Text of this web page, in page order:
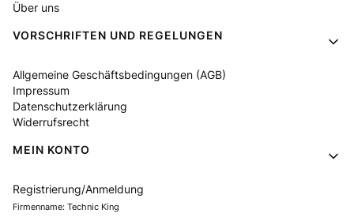
Über uns
VORSCHRIFTEN UND REGELUNGEN
Allgemeine Geschäftsbedingungen (AGB)
Impressum
Datenschutzerklärung
Widerrufsrecht
MEIN KONTO
Registrierung/Anmeldung
Firmenname: Technic King